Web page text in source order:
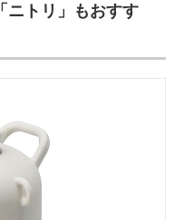
ニトリ」もおすす